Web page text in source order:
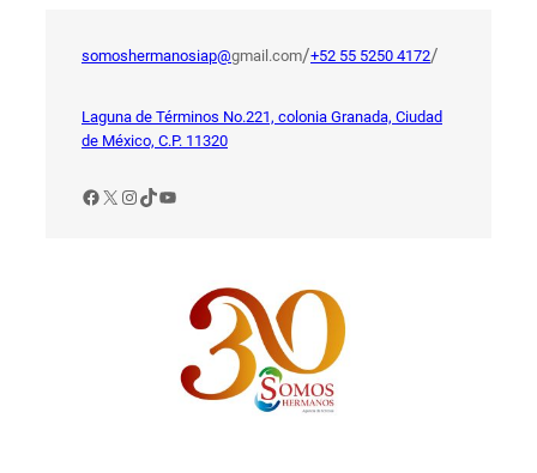
somoshermanosiap@gmail.com/+52 55 5250 4172/
Laguna de Términos No.221, colonia Granada, Ciudad
de México, C.P. 11320
Facebook
X Instagram
TikTok
YouTube